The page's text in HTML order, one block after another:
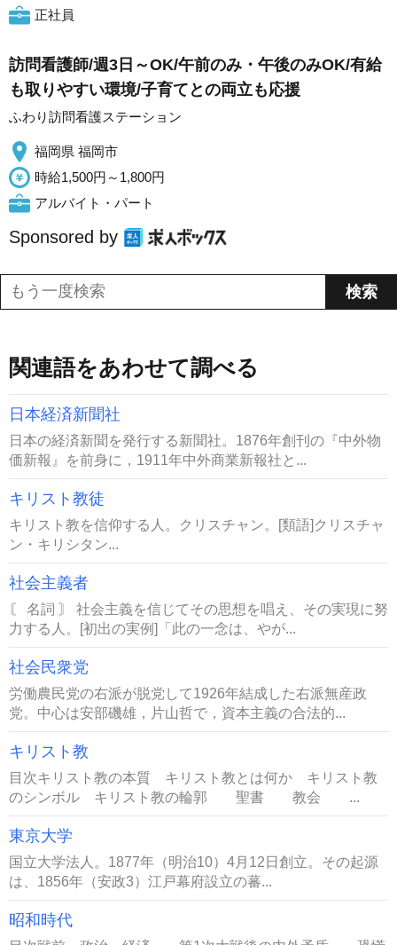
正社員
訪問看護師/週3日～OK/午前のみ・午後のみOK/有給
も取りやすい環境/子育てとの両立も応援
ふわり訪問看護ステーション
福岡県 福岡市
時給1,500円～1,800円
アルバイト・パート
Sponsored by
関連語をあわせて調べる
日本経済新聞社
日本の経済新聞を発行する新聞社。1876年創刊の『中外物
価新報』を前身に，1911年中外商業新報社と...
キリスト教徒
キリスト教を信仰する人。クリスチャン。[類語]クリスチャ
ン・キリシタン...
社会主義者
〘 名詞 〙 社会主義を信じてその思想を唱え、その実現に努
力する人。[初出の実例]「此の一念は、やが...
社会民衆党
労働農民党の右派が脱党して1926年結成した右派無産政
党。中心は安部磯雄，片山哲で，資本主義の合法的...
キリスト教
目次キリスト教の本質 キリスト教とは何か キリスト教
のシンボル キリスト教の輪郭 聖書 教会 ...
東京大学
国立大学法人。1877年（明治10）4月12日創立。その起源
は、1856年（安政3）江戸幕府設立の蕃...
昭和時代